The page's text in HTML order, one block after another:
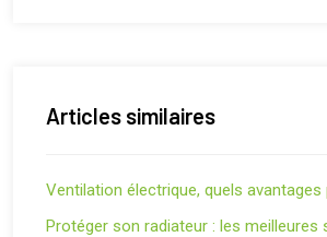
Articles similaires
Ventilation électrique, quels
Protéger son radiateur : les meilleures